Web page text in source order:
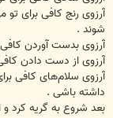
آرزوی رنج کافی برای
شوند .
آرزوی بدست آوردن
آرزوی از دست دادن
آرزوی سلام‌های کافی
داشته باشی .
بعد شروع به گریه کرد و